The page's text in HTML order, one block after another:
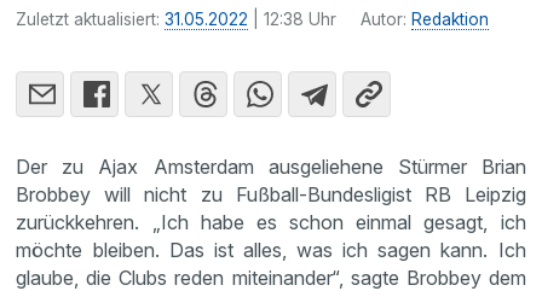
Zuletzt aktualisiert:31.05.2022 | 12:38 Uhr Autor: Redaktion
Der zu Ajax Amsterdam ausgeliehene Stürmer Brian
Brobbey will nicht zu Fußball-Bundesligist RB Leipzig
zurückkehren. „Ich habe es schon einmal gesagt, ich
möchte bleiben. Das ist alles, was ich sagen kann. Ich
glaube, die Clubs reden miteinander“, sagte Brobbey dem